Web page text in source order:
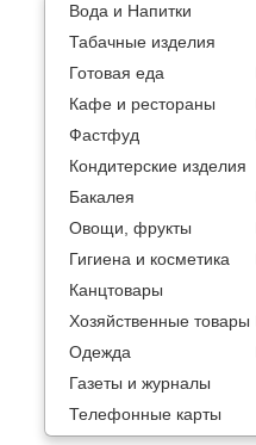
Вода и Напитки
Табачные изделия
Готовая еда
Кафе и рестораны
Фастфуд
Кондитерские изделия
Бакалея
Овощи, фрукты
Гигиена и косметика
Канцтовары
Хозяйственные товары
Одежда
Газеты и журналы
Телефонные карты